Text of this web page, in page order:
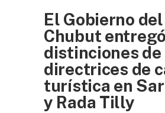
El Gobierno del
Chubut entregó
distinciones de
directrices de
turística en
y Rada Tilly